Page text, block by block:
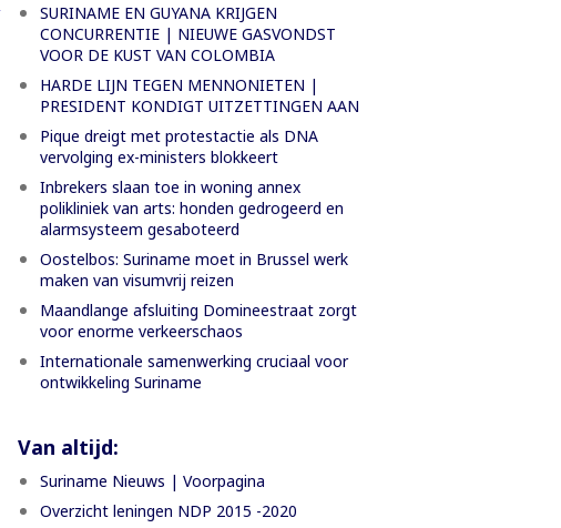
SURINAME EN GUYANA KRIJGEN
CONCURRENTIE | NIEUWE GASVONDST
VOOR DE KUST VAN COLOMBIA
HARDE LIJN TEGEN MENNONIETEN |
PRESIDENT KONDIGT UITZETTINGEN AAN
Pique dreigt met protestactie als DNA
vervolging ex-ministers blokkeert
Inbrekers slaan toe in woning annex
polikliniek van arts: honden gedrogeerd en
alarmsysteem gesaboteerd
Oostelbos: Suriname moet in Brussel werk
maken van visumvrij reizen
Maandlange afsluiting Domineestraat zorgt
voor enorme verkeerschaos
Internationale samenwerking cruciaal voor
ontwikkeling Suriname
Van altijd:
Suriname Nieuws | Voorpagina
Overzicht leningen NDP 2015 -2020